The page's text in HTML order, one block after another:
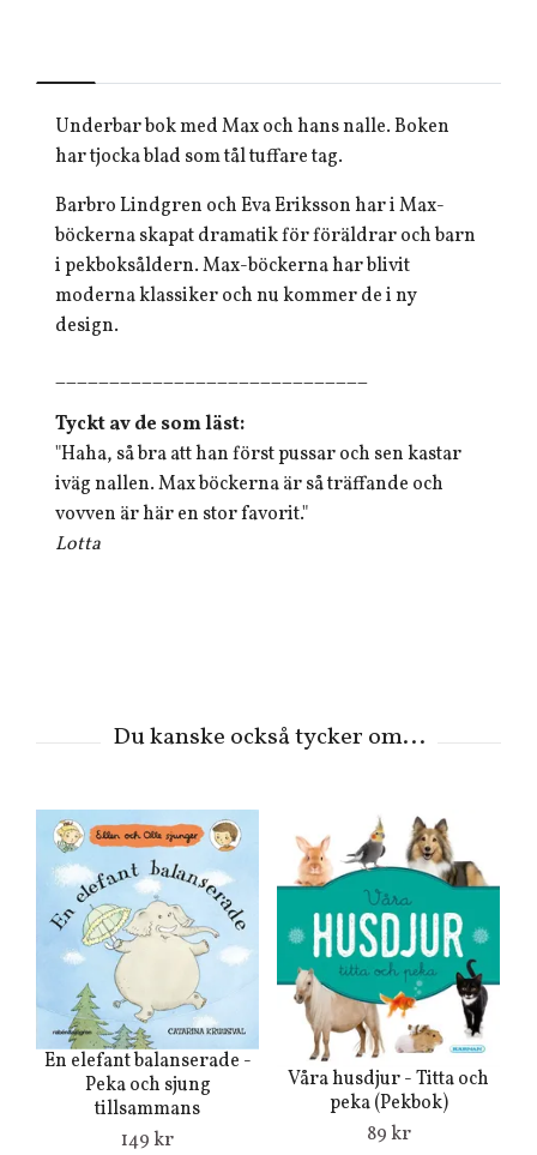
Underbar bok med Max och hans nalle. Boken
har tjocka blad som tål tuffare tag.
Barbro Lindgren och Eva Eriksson har i Max-
böckerna skapat dramatik för föräldrar och barn
i pekboksåldern. Max-böckerna har blivit
moderna klassiker och nu kommer de i ny
design.
Tyckt av de som läst:
"Haha, så bra att han först pussar och sen kastar
iväg nallen. Max böckerna är så träffande och
vovven är här en stor favorit."
Lotta
En elefant balanserade -
Peka och sjung
tillsammans
149 kr
Våra husdjur - Titta och
peka (Pekbok)
89 kr